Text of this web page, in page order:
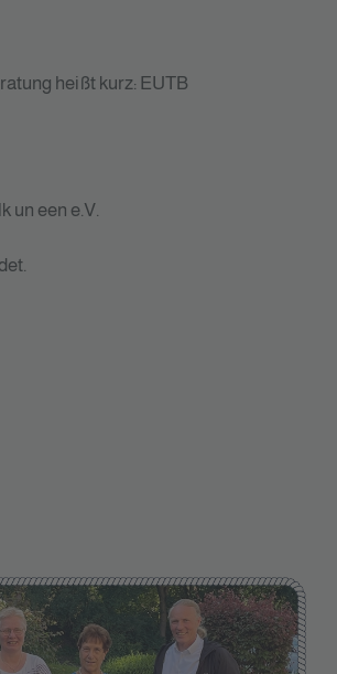
heißt kurz: EUTB
un een e.V.